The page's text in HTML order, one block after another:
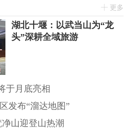
更多
湖北十堰：以武当山为“龙
头”深耕全域旅游
于月底亮相
发布“溜达地图”
山迎登山热潮